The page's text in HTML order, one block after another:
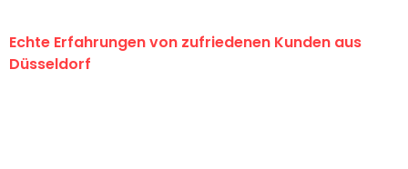
Echte Erfahrungen von zufriedenen Kunden aus
Düsseldorf